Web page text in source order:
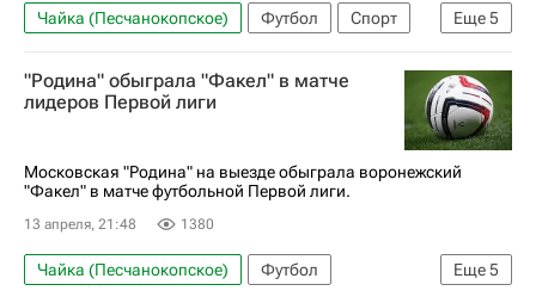
Еще5
Чайка (Песчанокопское) Футбол
Спорт
Давид Караев
Даниил Шамкин
КАМАЗ
Первая лига
Сокол (Саратов)
"Родина" обыграла "Факел" в матче
лидеров Первой лиги
Московская "Родина" на выезде обыграла воронежский
"Факел" в матче футбольной Первой лиги.
13 апреля, 21:48 1380
Еще5
Чайка (Песчанокопское)
Футбол